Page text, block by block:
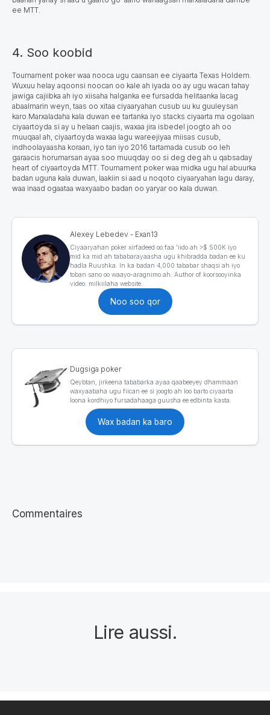
ee MTT.
4. Soo koobid
Tournament poker waa nooca ugu caansan ee ciyaarta Texas Holdem.
Wuxuu helay aqoonsi noocan oo kale ah iyada oo ay ugu wacan tahay
jawiga cajiibka ah iyo xiisaha halganka ee fursadda helitaanka lacag
abaalmarin weyn, taas oo xitaa ciyaaryahan cusub uu ku guuleysan
karo. Marxaladaha kala duwan ee tartanka iyo stacks ciyaarta ma ogolaan
ciyaartoyda si ay u helaan caajis , waxaa jira isbedel joogto ah oo
muuqaal ah, ciyaartoyda waxaa lagu wareejiyaa miisas cusub,
indhoolayaasha koraan, iyo tan iyo 2016 tartamada cusub oo leh
garaacis horumarsan ayaa soo muuqday oo si deg deg ah u qabsaday
heart of ciyaartoyda MTT. Tournament poker waa midka ugu hal abuurka
badan uguna kala duwan, laakiin si aad u noqoto ciyaaryahan lagu daray,
waa inaad ogaataa waxyaabo badan oo yaryar oo kala duwan.
Alexey Lebedev - Exan13
Ciyaaryahan poker xirfadeed oo faa 'iido ah >$ 500K iyo
mid ka mid ah tababarayaasha ugu khibradda badan ee ku
hadla Ruushka. In ka badan 4,000 tababar shaqsi ah iyo
toban sano oo waayo-aragnimo ah. Author of koorsooyinka
video. milkiilaha website.
Noo soo qor
Dugsiga poker
Qeybtan, jirkeena tababarka ayaa qaabeeyey dhammaan
waxyaabaha ugu fiican ee si joogto ah loo barto ciyaarta
loona kordhiyo fursadahaaga guusha ee edbinta kasta.
Wax badan ka baro
Commentaires
Lire aussi.